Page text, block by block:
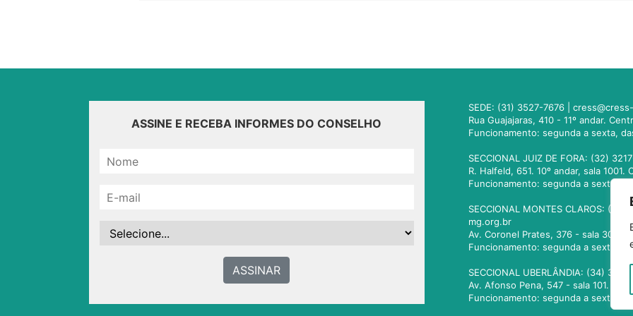
ASSINE E RECEBA INFORMES DO CONSELHO
ASSINAR
SEDE: (31) 3527-7676 |
Rua Guajajaras, 410 - 11º andar.
Funcionamento: segunda a sexta,
SECCIONAL JUIZ DE FORA: (32)
R. Halfeld, 651. 10º andar, sala
Funcionamento: segunda a sexta,
SECCIONAL MONTES CLAROS:
mg.org.br
Av. Coronel Prates, 376 - sala 301.
Funcionamento: segunda a sexta,
SECCIONAL UBERLÂNDIA: (34)
Av. Afonso Pena, 547 - sala 101.
Funcionamento: segunda a sexta,